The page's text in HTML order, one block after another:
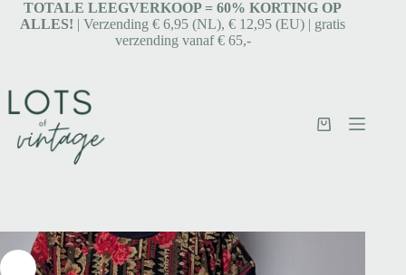
TOTALE LEEGVERKOOP = 60% KORTING OP
ALLES! | Verzending € 6,95 (NL), € 12,95 (EU) | gratis
verzending vanaf € 65,-